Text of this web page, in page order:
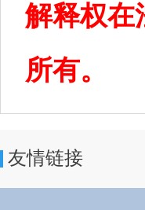
解释权在
所有。
友情链接